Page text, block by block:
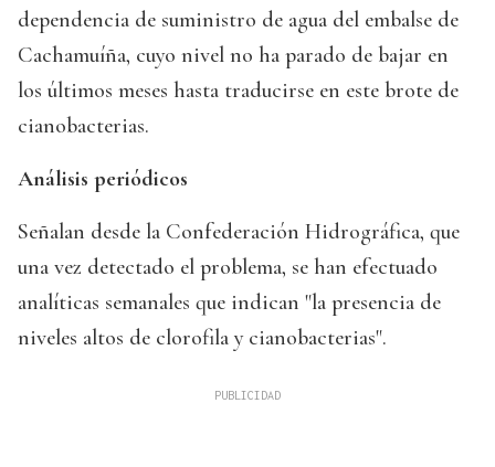
dependencia de suministro de agua del embalse de
Cachamuíña, cuyo nivel no ha parado de bajar en
los últimos meses hasta traducirse en este brote de
cianobacterias.
Análisis periódicos
Señalan desde la Confederación Hidrográfica, que
una vez detectado el problema, se han efectuado
analíticas semanales que indican "la presencia de
niveles altos de clorofila y cianobacterias".